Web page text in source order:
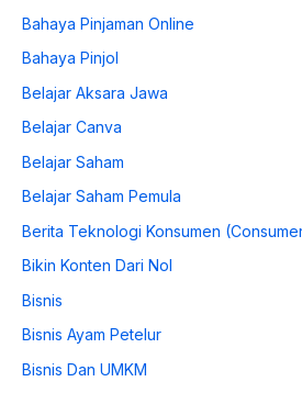
Bahaya Pinjaman Online
Bahaya Pinjol
Belajar Aksara Jawa
Belajar Canva
Belajar Saham
Belajar Saham Pemula
Berita Teknologi Konsumen
Bikin Konten Dari Nol
Bisnis
Bisnis Ayam Petelur
Bisnis Dan UMKM